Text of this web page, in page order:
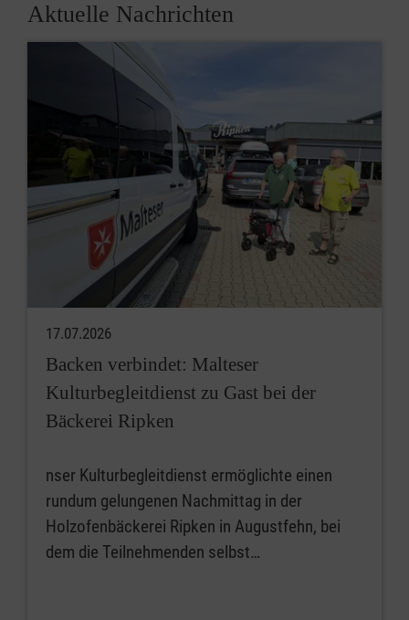
Aktuelle Nachrichten
17.07.2026
Backen verbindet: Malteser
Kulturbegleitdienst zu Gast bei der
Bäckerei Ripken
nser Kulturbegleitdienst ermöglichte einen
rundum gelungenen Nachmittag in der
Holzofenbäckerei Ripken in Augustfehn, bei
dem die Teilnehmenden selbst…